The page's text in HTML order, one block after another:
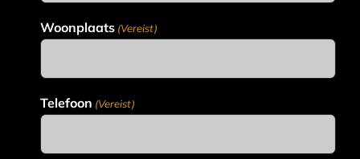
Woonplaats (Vereist)
Telefoon (Vereist)